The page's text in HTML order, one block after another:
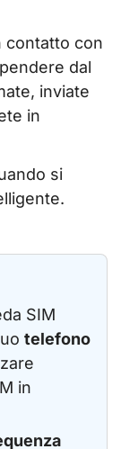
contatto con
dal
inviate
in
si
SIM
telefono
in